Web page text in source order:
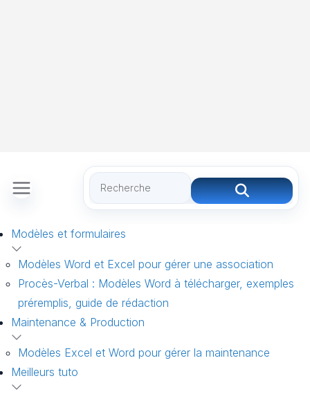
Modèles et formulaires
Modèles Word et Excel pour gérer une association
Procès-Verbal : Modèles Word à télécharger, exemples
préremplis, guide de rédaction
Maintenance & Production
Modèles Excel et Word pour gérer la maintenance
Meilleurs tuto